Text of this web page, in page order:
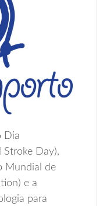
Dia
Stroke Day),
Mundial de
e a
para